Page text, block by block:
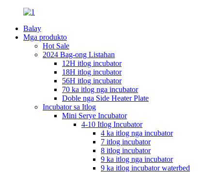
Balay
Mga produkto
Hot Sale
2024 Bag-ong Listahan
12H itlog incubator
18H itlog incubator
56H itlog incubator
70 ka itlog nga incubator
Doble nga Side Heater Plate
Incubator sa Itlog
Mini Serye Incubator
4-10 Itlog Incubator
4 ka itlog nga incubator
7 itlog incubator
8 itlog incubator
9 ka itlog nga incubator
9 ka itlog incubator waterbed